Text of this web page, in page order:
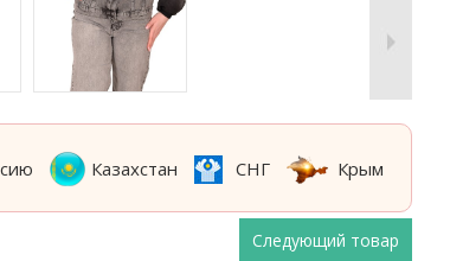
Казахстан СНГ Крым
Следующий товар